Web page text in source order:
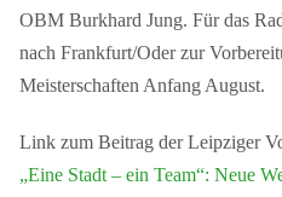
OBM Burkhard Jung. Für das
nach Frankfurt/Oder zur
Meisterschaften Anfang August.
Link zum Beitrag der Leipziger
„Eine Stadt – ein Team“: Neue